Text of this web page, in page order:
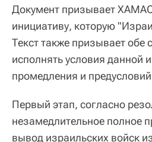
Документ призывает
инициативу, которую
Текст также призывает обе
исполнять условия данной
промедления и
Первый этап, согласно
незамедлительное полное
вывод израильских войск